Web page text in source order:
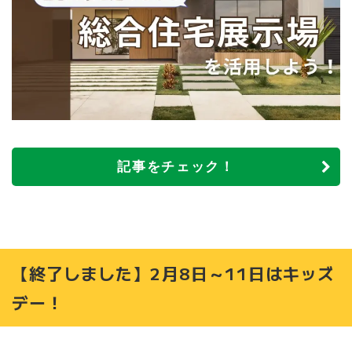
記事をチェック！
【終了しました】2月8日～11日はキッズ
デー！